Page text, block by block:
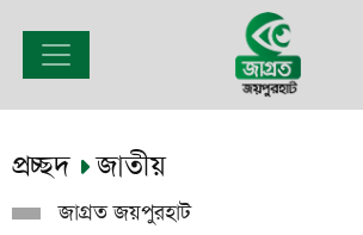
প্রচ্ছদ জাতীয়
জাগ্রত জয়পুরহাট